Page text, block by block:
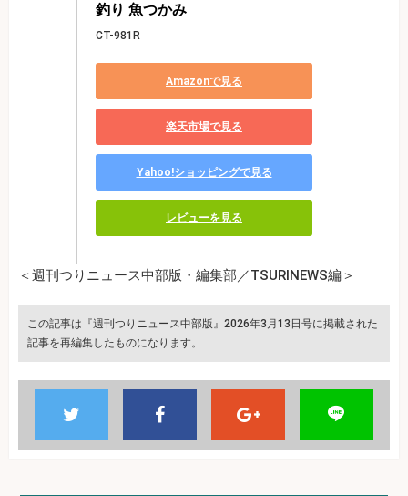
釣り 魚つかみ
CT-981R
Amazonで見る
楽天市場で見る
Yahoo!ショッピングで見る
レビューを見る
＜週刊つりニュース中部版・編集部／TSURINEWS編＞
この記事は『週刊つりニュース中部版』2026年3月13日号に掲載された
記事を再編集したものになります。